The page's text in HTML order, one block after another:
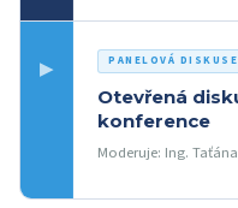
▶ PANELOVÁ DISKUSE
Otevřená
konference
Moderuje: Ing.